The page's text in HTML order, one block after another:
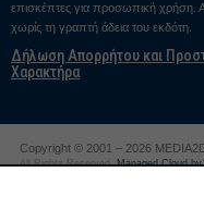
επισκέπτες για προσωπική χρήση.
χωρίς τη γραπτή άδεια του εκδότη.
Δήλωση Απορρήτου και
Χαρακτήρα
Copyright © 2001 – 2026
All Rights Reserved.Managed Cloud by